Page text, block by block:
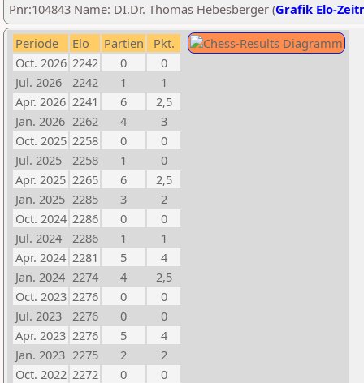
Pnr:104843 Name: DI.Dr. Thomas Hebesberger (Grafik Elo-
Periode Elo Partien
Pkt.
Oct. 2026 2242 0
0
Jul. 2026
2242 1
1
Apr. 2026 2241 6
2,5
Jan. 2026 2262 4
3
Oct. 2025 2258 0
0
Jul. 2025
2258 1
0
Apr. 2025 2265 6
2,5
Jan. 2025 2285 3
2
Oct. 2024 2286 0
0
Jul. 2024
2286 1
1
Apr. 2024 2281 5
4
Jan. 2024 2274 4
2,5
Oct. 2023 2276 0
0
Jul. 2023
2276 0
0
Apr. 2023 2276 5
4
Jan. 2023 2275 2
2
Oct. 2022 2272 0
0